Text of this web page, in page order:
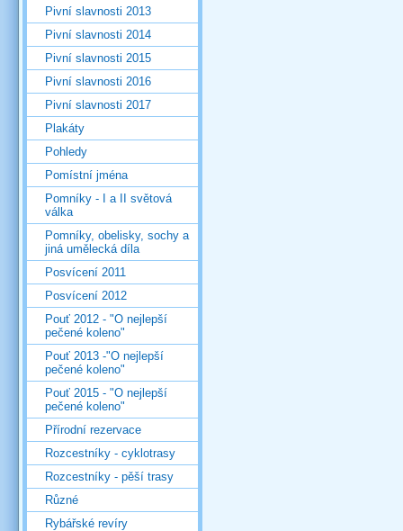
Pivní slavnosti 2013
Pivní slavnosti 2014
Pivní slavnosti 2015
Pivní slavnosti 2016
Pivní slavnosti 2017
Plakáty
Pohledy
Pomístní jména
Pomníky - I a II světová
válka
Pomníky, obelisky, sochy a
jiná umělecká díla
Posvícení 2011
Posvícení 2012
Pouť 2012 - "O nejlepší
pečené koleno"
Pouť 2013 -"O nejlepší
pečené koleno"
Pouť 2015 - "O nejlepší
pečené koleno"
Přírodní rezervace
Rozcestníky - cyklotrasy
Rozcestníky - pěší trasy
Různé
Rybářské revíry